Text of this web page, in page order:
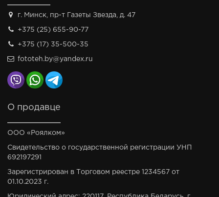
г. Минск, пр-т Газеты Звезда, д. 47
+375 (25) 655-90-77
+375 (17) 35-500-35
fototeh.by@yandex.ru
О продавце
ООО «Роялком»
Свидетельство о государственной регистрации УНП
692197291
Зарегистрирован в Торговом реестре 1234567 от
01.10.2023 г.